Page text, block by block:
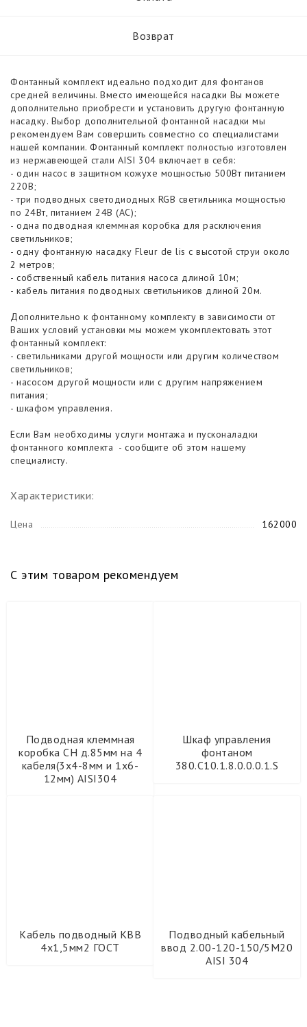
Возврат
Фонтанный комплект идеально подходит для фонтанов
средней величины. Вместо имеющейся насадки Вы можете
дополнительно приобрести и установить другую фонтанную
насадку. Выбор дополнительной фонтанной насадки мы
рекомендуем Вам совершить совместно со специалистами
нашей компании. Фонтанный комплект полностью изготовлен
из нержавеющей стали AISI 304 включает в себя:
- один насос в защитном кожухе мощностью 500Вт питанием
220В;
- три подводных светодиодных RGB светильника мощностью
по 24Вт, питанием 24В (AC);
- одна подводная клеммная коробка для расключения
светильников;
- одну фонтанную насадку Fleur de lis с высотой струи около
2 метров;
- собственный кабель питания насоса длиной 10м;
- кабель питания подводных светильников длиной 20м.
Дополнительно к фонтанному комплекту в зависимости от
Ваших условий установки мы можем укомплектовать этот
фонтанный комплект:
- светильниками другой мощности или другим количеством
светильников;
- насосом другой мощности или с другим напряжением
питания;
- шкафом управления.
Если Вам необходимы услуги монтажа и пусконаладки
фонтанного комплекта - сообщите об этом нашему
специалисту.
Характеристики:
Цена 162000
С этим товаром рекомендуем
Подводная клеммная
коробка CH д.85мм на 4
кабеля(3х4-8мм и 1х6-
12мм) AISI304
Шкаф управления
фонтаном
380.С10.1.8.0.0.0.1.S
Кабель подводный КВВ
4х1,5мм2 ГОСТ
Подводный кабельный
ввод 2.00-120-150/5М20
AISI 304